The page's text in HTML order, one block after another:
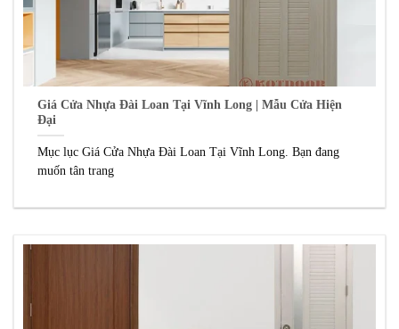
Giá Cửa Nhựa Đài Loan Tại Vĩnh Long | Mẫu Cửa Hiện
Đại
Mục lục Giá Cửa Nhựa Đài Loan Tại Vĩnh Long. Bạn đang
muốn tân trang